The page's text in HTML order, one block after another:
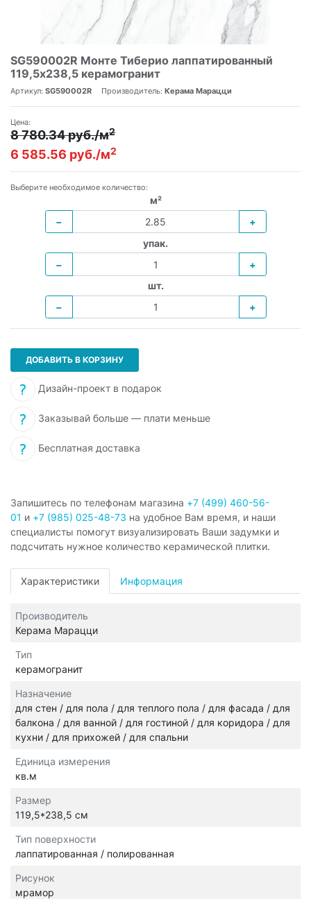
SG590002R Монте Тиберио лаппатированный
119,5x238,5 керамогранит
Артикул: SG590002R Производитель: Керама Марацци
Цена:
8 780.34 руб./м2
6 585.56 руб./м2
Выберите необходимое количество:
м²
−
+
упак.
−
+
шт.
−
+
ДОБАВИТЬ В КОРЗИНУ
Дизайн-проект в подарок
Заказывай больше — плати меньше
Бесплатная доставка
Запишитесь по телефонам магазина +7 (499) 460-56-
01 и +7 (985) 025-48-73 на удобное Вам время, и наши
специалисты помогут визуализировать Ваши задумки и
подсчитать нужное количество керамической плитки.
Характеристики Информация
Производитель
Керама Марацци
Тип
керамогранит
Назначение
для стен / для пола / для теплого пола / для фасада / для
балкона / для ванной / для гостиной / для коридора / для
кухни / для прихожей / для спальни
Единица измерения
кв.м
Размер
119,5*238,5 см
Тип поверхности
лаппатированная / полированная
Рисунок
мрамор